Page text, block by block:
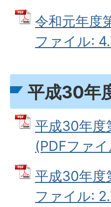
令和元年度
ファイル:
平成30年
平成30年度
(PDFファ
平成30年度
ファイル: